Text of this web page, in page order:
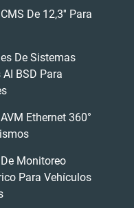
De 12,3'' Para
De Sistemas
BSD Para
Ethernet 360°
Monitoreo
Para Vehículos